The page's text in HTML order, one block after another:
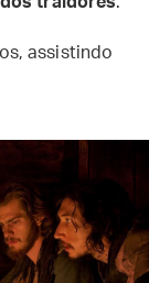
assistindo